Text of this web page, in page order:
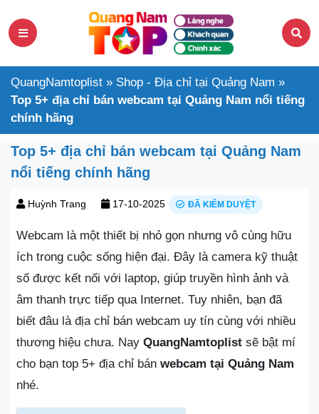
QuangNamtoplist » Shop - Địa chỉ tại Quảng Nam »
Top 5+ địa chỉ bán webcam tại Quảng Nam nổi tiếng
chính hãng
Top 5+ địa chỉ bán webcam tại Quảng Nam
nổi tiếng chính hãng
Huỳnh Trang 17-10-2025 ĐÃ KIỂM DUYỆT
Webcam là một thiết bị nhỏ gọn nhưng vô cùng hữu
ích trong cuộc sống hiện đại. Đây là camera kỹ thuật
số được kết nối với laptop, giúp truyền hình ảnh và
âm thanh trực tiếp qua Internet. Tuy nhiên, bạn đã
biết đâu là địa chỉ bán webcam uy tín cùng với nhiều
thương hiệu chưa. Nay QuangNamtoplist sẽ bật mí
cho bạn top 5+ địa chỉ bán webcam tại Quảng Nam
nhé.